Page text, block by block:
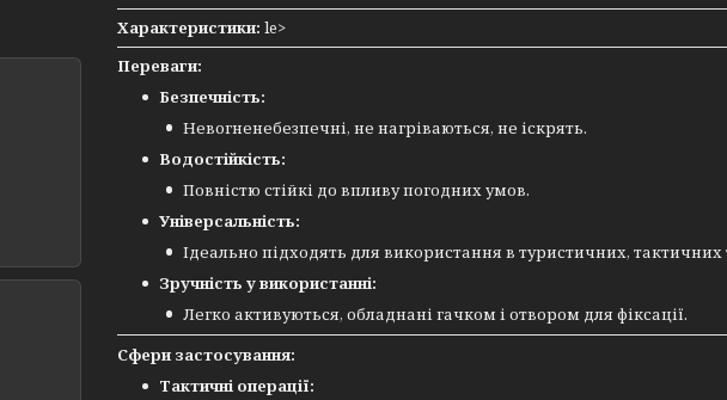
Характеристики: le>
Переваги:
Безпечність:
Невогненебезпечні, не нагріваються, не іскрять.
Водостійкість:
Повністю стійкі до впливу погодних умов.
Універсальність:
Ідеально підходять для використання в туристичних, тактичних
Зручність у використанні:
Легко активуються, обладнані гачком і отвором для фіксації.
Сфери застосування:
Тактичні операції: